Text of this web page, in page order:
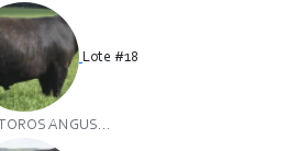
Lote #18
TOROS ANGUS...